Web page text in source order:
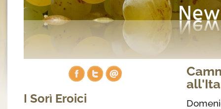
I Sorì Eroici